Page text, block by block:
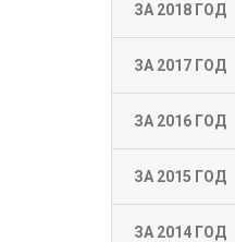
ЗА 2018 ГОД
ЗА 2017 ГОД
ЗА 2016 ГОД
ЗА 2015 ГОД
ЗА 2014 ГОД